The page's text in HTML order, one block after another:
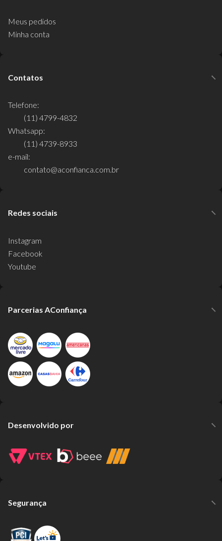
Meus pedidos
Minha conta
Contatos
Telefone:
(11) 4799-4832
Whatsapp:
(11) 4739-8933
e-mail:
contato@aconfianca.com.br
Redes sociais
Instagram
Facebook
Youtube
Parcerias AConfiança
Desenvolvido por
Segurança